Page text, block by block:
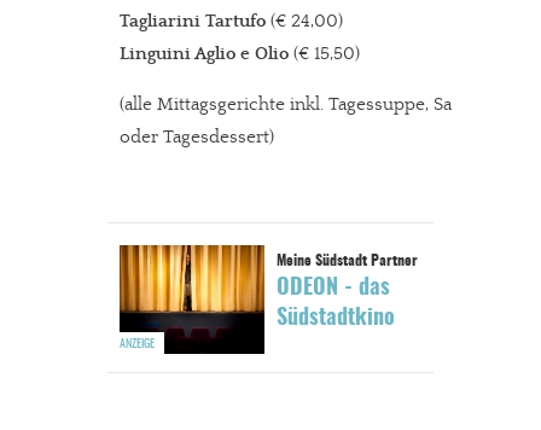
Tagliarini Tartufo (€ 24,00)
Linguini Aglio e Olio (€ 15,50)
(alle Mittagsgerichte inkl. Tagessuppe, Salat
oder Tagesdessert)
ODEON - das
Südstadtkino